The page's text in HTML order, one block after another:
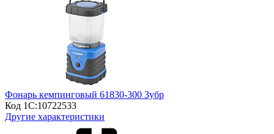
Фонарь кемпинговый 61830-300 Зубр
Код 1С:10722533
Другие характеристики